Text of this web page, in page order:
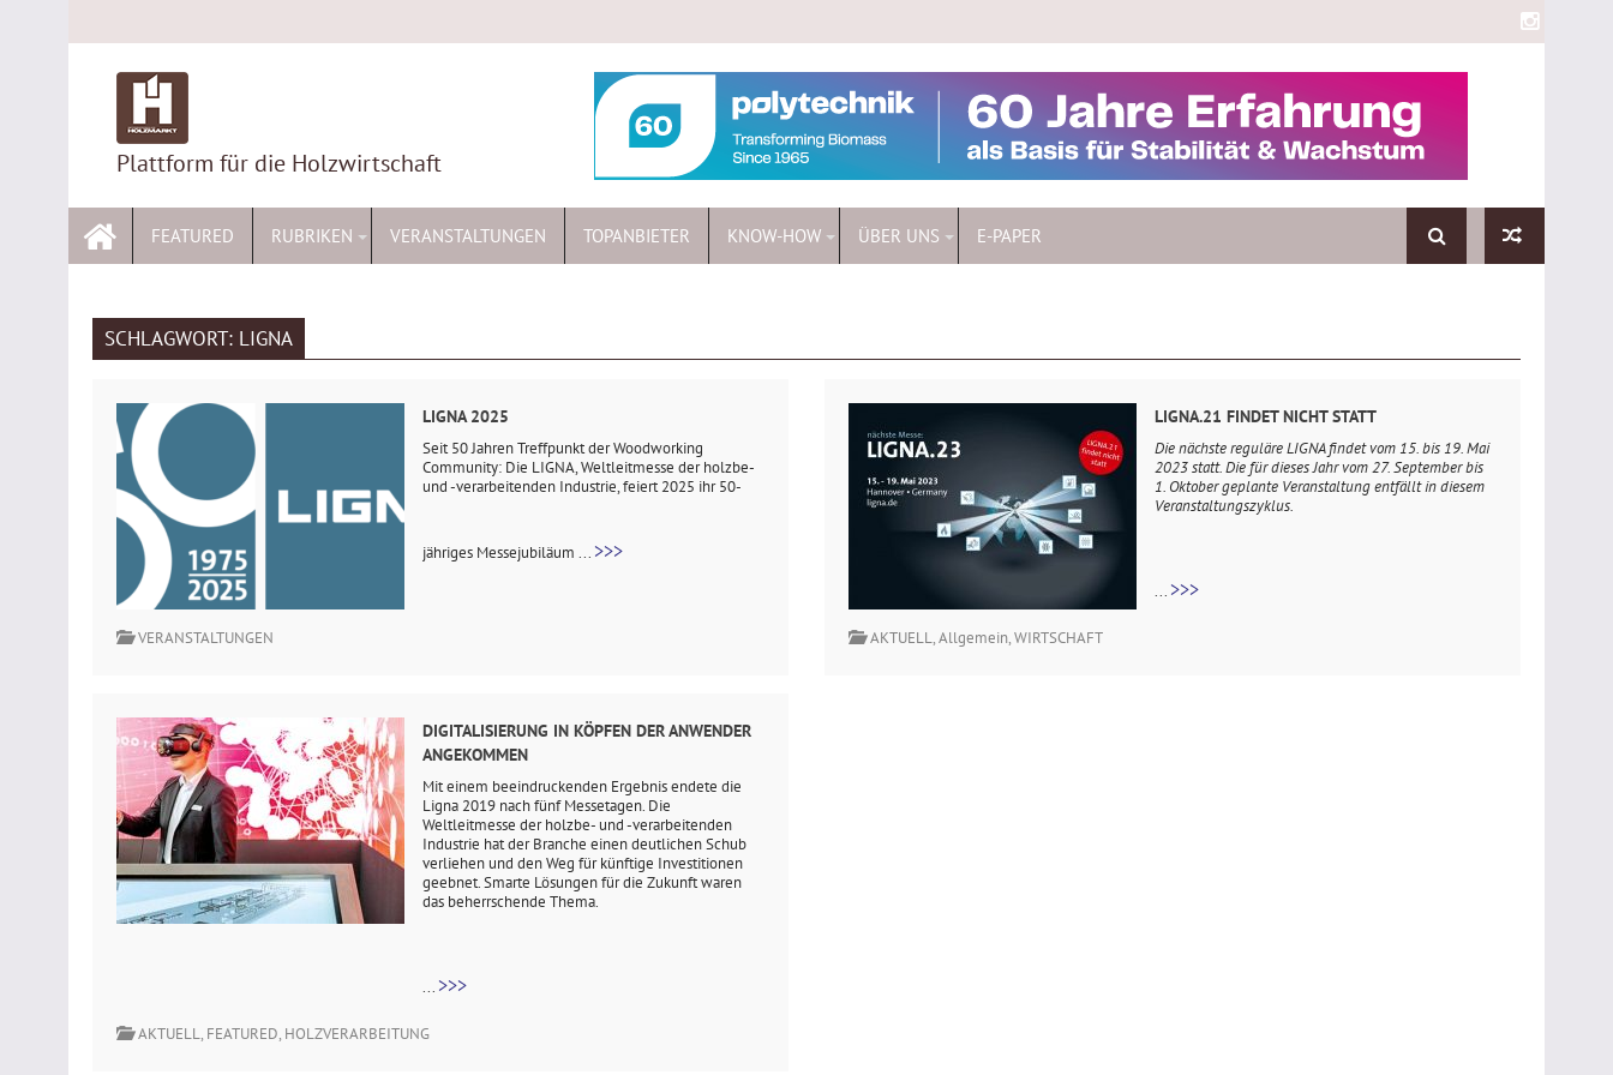
to
Plattform für die Holzwirtschaft
FEATURED RUBRIKEN VERANSTALTUNGEN TOPANBIETER KNOW-HOW ÜBER UNS E-PAPER
SCHLAGWORT: LIGNA
LIGNA 2025
Seit 50 Jahren Treffpunkt der Woodworking
Community: Die LIGNA, Weltleitmesse der holzbe-
und -verarbeitenden Industrie, feiert 2025 ihr 50-
jähriges Messejubiläum ... >>>
VERANSTALTUNGEN
LIGNA.21 FINDET NICHT STATT
Die nächste reguläre LIGNA findet vom 15. bis 19. Mai
2023 statt. Die für dieses Jahr vom 27. September bis
1. Oktober geplante Veranstaltung entfällt in diesem
Veranstaltungszyklus.
... >>>
AKTUELL,Allgemein,WIRTSCHAFT
DIGITALISIERUNG IN KÖPFEN DER ANWENDER
ANGEKOMMEN
Mit einem beeindruckenden Ergebnis endete die
Ligna 2019 nach fünf Messetagen. Die
Weltleitmesse der holzbe- und -verarbeitenden
Industrie hat der Branche einen deutlichen Schub
verliehen und den Weg für künftige Investitionen
geebnet. Smarte Lösungen für die Zukunft waren
das beherrschende Thema.
... >>>
AKTUELL, FEATURED, HOLZVERARBEITUNG